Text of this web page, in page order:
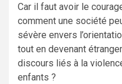
Car il faut avoir le
comment une société
sévère envers
tout en devenant
discours liés à la
enfants ?